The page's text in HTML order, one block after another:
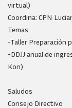
virtual)
Coordina: CPN
Temas:
-Taller Preparación
-DDJJ anual de
Kon)
Saludos
Consejo Directivo